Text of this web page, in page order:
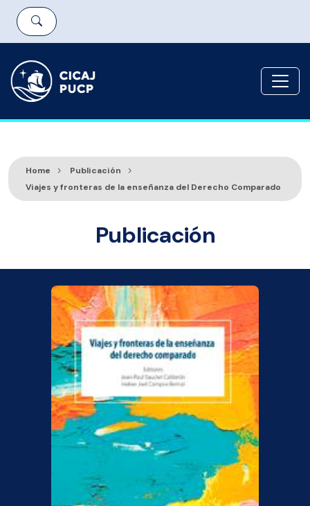
Home
Publicación
Viajes y fronteras de la enseñanza del Derecho Comparado
Publicación